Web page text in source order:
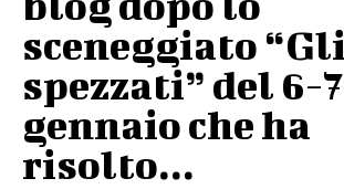
sceneggiato
spezzati” del 6-7
gennaio che ha
risolto...